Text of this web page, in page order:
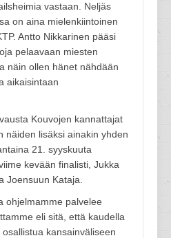
vastaan. Neljäs
on aina mielenkiintoinen
Antto Nikkarinen pääsi
pelaavaan miesten
näin ollen hänet nähdään
aikaisintaan
Kouvojen kannattajat
näiden lisäksi ainakin yhden
21. syyskuuta
kevään finalisti, Jukka
Joensuun Kataja.
ohjelmamme palvelee
eli sitä, että kaudella
kansainväliseen